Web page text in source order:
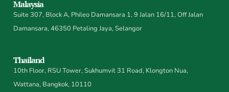
Malaysia
Suite 307, Block A, Phileo Damansara 1, 9 Jalan 16/11, Off Jalan
Damansara, 46350 Petaling Jaya, Selangor
Thailand
10th Floor, RSU Tower, Sukhumvit 31 Road, Klongton Nua,
Wattana, Bangkok, 10110